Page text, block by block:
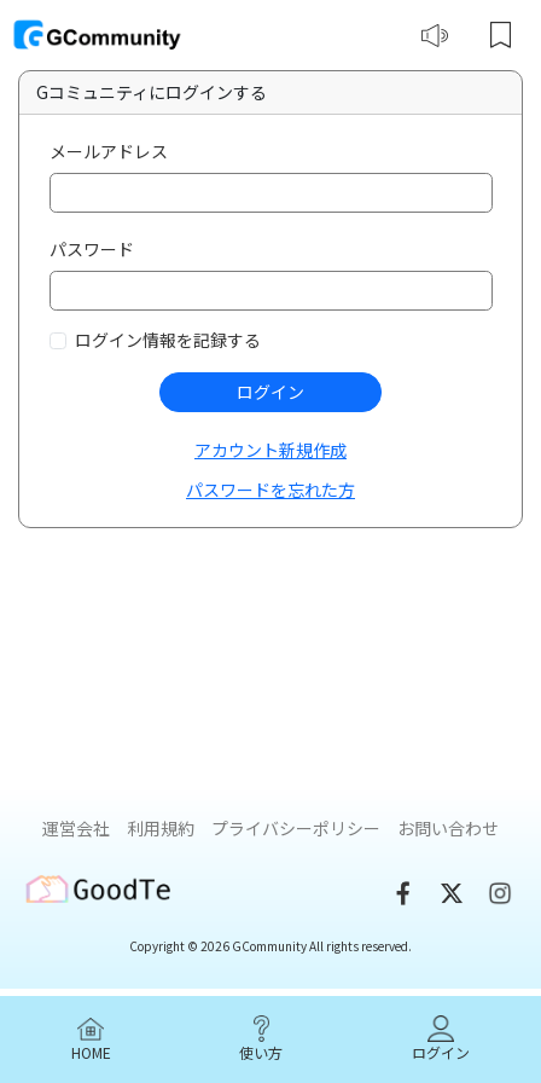
Gコミュニティにログインする
メールアドレス
パスワード
ログイン情報を記録する
ログイン
アカウント新規作成
パスワードを忘れた方
HOME 使い方 ログイン
運営会社 利用規約 プライバシーポリシー お問い合わせ
GoodTe
Copyright © 2026 GCommunity All rights reserved.